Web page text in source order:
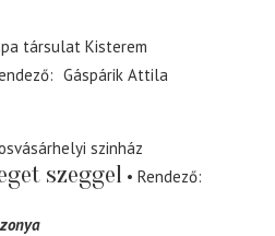
társulat Kisterem
Gáspárik Attila
szinház
szeggel
Rendező